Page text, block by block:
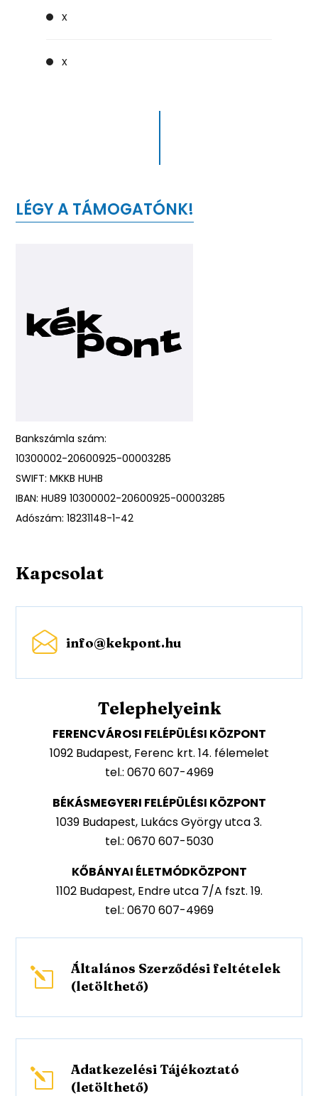
x
x
LÉGY A TÁMOGATÓNK!
Bankszámla szám:
10300002-20600925-00003285
SWIFT: MKKB HUHB
IBAN: HU89 10300002-20600925-00003285
Adószám: 18231148-1-42
Kapcsolat
info@kekpont.hu
Telephelyeink
FERENCVÁROSI FELÉPÜLÉSI KÖZPONT
1092 Budapest, Ferenc krt. 14. félemelet
tel.: 0670 607-4969
BÉKÁSMEGYERI FELÉPÜLÉSI KÖZPONT
1039 Budapest, Lukács György utca 3.
tel.: 0670 607-5030
KŐBÁNYAI ÉLETMÓDKÖZPONT
1102 Budapest, Endre utca 7/A fszt. 19.
tel.: 0670 607-4969
l
Általános Szerződési feltételek
(letölthető)
l
Adatkezelési Tájékoztató
(letölthető)